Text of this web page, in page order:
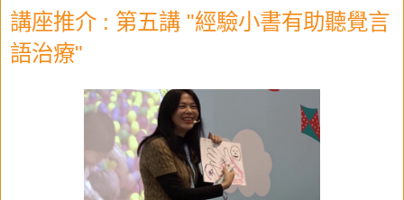
講座推介 : 第五講 "經驗小書有助聽覺言
語治療"